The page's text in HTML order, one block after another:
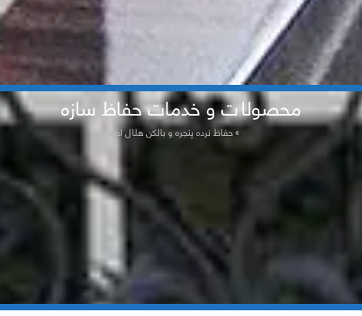
محصولات و خدمات حفاظ سازه
خانه »حفاظ نرده پنجره و بالکن هلال احمر